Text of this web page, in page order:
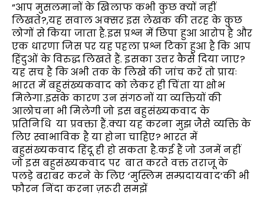
“आप मुसलमानों के खिलाफ कभी कुछ क्यों नहीं
लिखते?,यह सवाल अक्सर इस लेखक की तरह के कुछ
लोगों से किया जाता है.इस प्रश्न में छिपा हुआ आरोप है और
एक धारणा जिस पर यह पहला प्रश्न टिका हुआ है कि आप
हिंदुओं के विरुद्ध लिखते हैं. इसका उत्तर कैसे दिया जाए?
यह सच है कि अभी तक के लिखे की जांच करें तो प्रायः
भारत में बहुसंख्यकवाद को लेकर ही चिंता या क्षोभ
मिलेगा.इसके कारण उन संगठनों या व्यक्तियों की
आलोचना भी मिलेगी जो इस बहुसंख्यकवाद के
प्रतिनिधि या प्रवक्ता हैं.क्या यह करना मुझ जैसे व्यक्ति के
लिए स्वाभाविक है या होना चाहिए? भारत में
बहुसंख्यकवाद हिंदू ही हो सकता है.कई हैं जो उनमें नहीं
जो इस बहुसंख्यकवाद पर बात करते वक्त तराजू के
पलड़े बराबर करने के लिए ‘मुस्लिम सम्प्रदायवाद’की भी
फौरन निंदा करना ज़रूरी समझें